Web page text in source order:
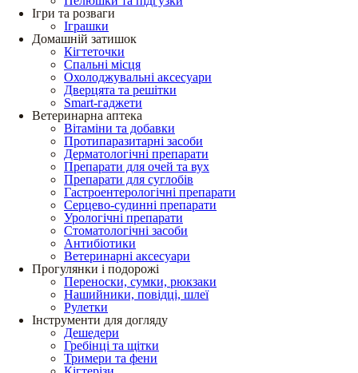
Ігри та розваги
Іграшки
Домашній затишок
Кігтеточки
Спальні місця
Охолоджувальні аксесуари
Дверцята та решітки
Smart-гаджети
Ветеринарна аптека
Вітаміни та добавки
Протипаразитарні засоби
Дерматологічні препарати
Препарати для очей та вух
Препарати для суглобів
Гастроентерологічні препарати
Серцево-судинні препарати
Урологічні препарати
Стоматологічні засоби
Антибіотики
Ветеринарні аксесуари
Прогулянки і подорожі
Переноски, сумки, рюкзаки
Нашийники, повідці, шлеї
Рулетки
Інструменти для догляду
Дешедери
Гребінці та щітки
Тримери та фени